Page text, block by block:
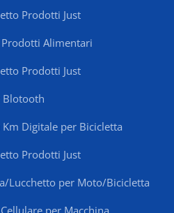
Prodotti Just
Alimentari
Prodotti Just
Blotooth
Digitale per Bicicletta
Prodotti Just
Lucchetto per Moto/Bicicletta
per Macchina